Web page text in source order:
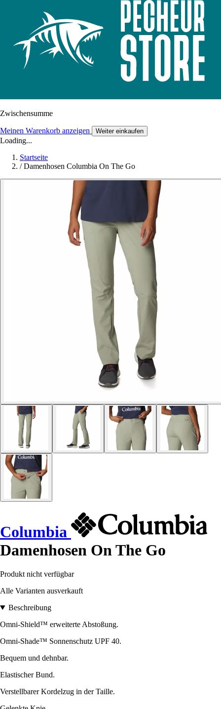
Zwischensumme
Meinen Warenkorb anzeigen Weiter einkaufen
Loading...
Startseite
/ Damenhosen Columbia On The Go
Columbia
Damenhosen On The Go
Produkt nicht verfügbar
Alle Varianten ausverkauft
Beschreibung
Omni-Shield™ erweiterte Abstoßung.
Omni-Shade™ Sonnenschutz UPF 40.
Bequem und dehnbar.
Elastischer Bund.
Verstellbarer Kordelzug in der Taille.